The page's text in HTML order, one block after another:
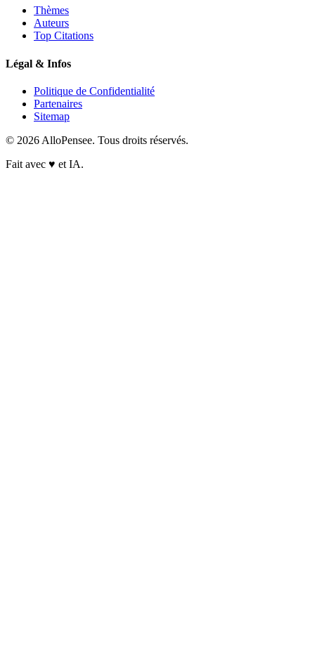
Thèmes
Auteurs
Top Citations
Légal & Infos
Politique de Confidentialité
Partenaires
Sitemap
© 2026 AlloPensee. Tous droits réservés.
Fait avec ♥ et IA.